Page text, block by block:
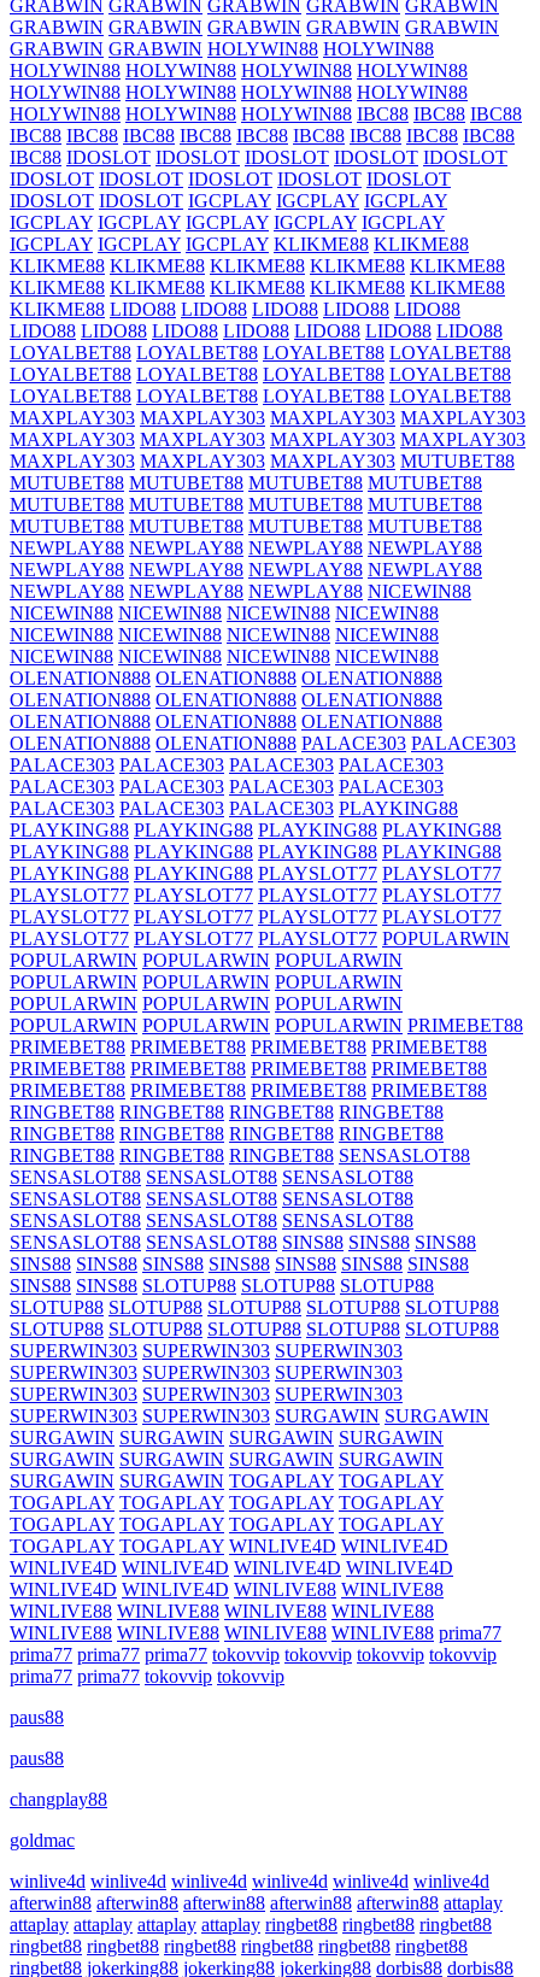
GRABWIN GRABWIN GRABWIN GRABWIN GRABWIN
GRABWIN GRABWIN GRABWIN GRABWIN GRABWIN
GRABWIN GRABWIN HOLYWIN88 HOLYWIN88
HOLYWIN88 HOLYWIN88 HOLYWIN88 HOLYWIN88
HOLYWIN88 HOLYWIN88 HOLYWIN88 HOLYWIN88
HOLYWIN88 HOLYWIN88 HOLYWIN88 IBC88 IBC88 IBC88
IBC88 IBC88 IBC88 IBC88 IBC88 IBC88 IBC88 IBC88 IBC88
IBC88 IDOSLOT IDOSLOT IDOSLOT IDOSLOT IDOSLOT
IDOSLOT IDOSLOT IDOSLOT IDOSLOT IDOSLOT
IDOSLOT IDOSLOT IGCPLAY IGCPLAY IGCPLAY
IGCPLAY IGCPLAY IGCPLAY IGCPLAY IGCPLAY
IGCPLAY IGCPLAY IGCPLAY KLIKME88 KLIKME88
KLIKME88 KLIKME88 KLIKME88 KLIKME88 KLIKME88
KLIKME88 KLIKME88 KLIKME88 KLIKME88 KLIKME88
KLIKME88 LIDO88 LIDO88 LIDO88 LIDO88 LIDO88
LIDO88 LIDO88 LIDO88 LIDO88 LIDO88 LIDO88 LIDO88
LOYALBET88 LOYALBET88 LOYALBET88 LOYALBET88
LOYALBET88 LOYALBET88 LOYALBET88 LOYALBET88
LOYALBET88 LOYALBET88 LOYALBET88 LOYALBET88
MAXPLAY303 MAXPLAY303 MAXPLAY303 MAXPLAY303
MAXPLAY303 MAXPLAY303 MAXPLAY303 MAXPLAY303
MAXPLAY303 MAXPLAY303 MAXPLAY303 MUTUBET88
MUTUBET88 MUTUBET88 MUTUBET88 MUTUBET88
MUTUBET88 MUTUBET88 MUTUBET88 MUTUBET88
MUTUBET88 MUTUBET88 MUTUBET88 MUTUBET88
NEWPLAY88 NEWPLAY88 NEWPLAY88 NEWPLAY88
NEWPLAY88 NEWPLAY88 NEWPLAY88 NEWPLAY88
NEWPLAY88 NEWPLAY88 NEWPLAY88 NICEWIN88
NICEWIN88 NICEWIN88 NICEWIN88 NICEWIN88
NICEWIN88 NICEWIN88 NICEWIN88 NICEWIN88
NICEWIN88 NICEWIN88 NICEWIN88 NICEWIN88
OLENATION888 OLENATION888 OLENATION888
OLENATION888 OLENATION888 OLENATION888
OLENATION888 OLENATION888 OLENATION888
OLENATION888 OLENATION888 PALACE303 PALACE303
PALACE303 PALACE303 PALACE303 PALACE303
PALACE303 PALACE303 PALACE303 PALACE303
PALACE303 PALACE303 PALACE303 PLAYKING88
PLAYKING88 PLAYKING88 PLAYKING88 PLAYKING88
PLAYKING88 PLAYKING88 PLAYKING88 PLAYKING88
PLAYKING88 PLAYKING88 PLAYSLOT77 PLAYSLOT77
PLAYSLOT77 PLAYSLOT77 PLAYSLOT77 PLAYSLOT77
PLAYSLOT77 PLAYSLOT77 PLAYSLOT77 PLAYSLOT77
PLAYSLOT77 PLAYSLOT77 PLAYSLOT77 POPULARWIN
POPULARWIN POPULARWIN POPULARWIN
POPULARWIN POPULARWIN POPULARWIN
POPULARWIN POPULARWIN POPULARWIN
POPULARWIN POPULARWIN POPULARWIN PRIMEBET88
PRIMEBET88 PRIMEBET88 PRIMEBET88 PRIMEBET88
PRIMEBET88 PRIMEBET88 PRIMEBET88 PRIMEBET88
PRIMEBET88 PRIMEBET88 PRIMEBET88 PRIMEBET88
RINGBET88 RINGBET88 RINGBET88 RINGBET88
RINGBET88 RINGBET88 RINGBET88 RINGBET88
RINGBET88 RINGBET88 RINGBET88 SENSASLOT88
SENSASLOT88 SENSASLOT88 SENSASLOT88
SENSASLOT88 SENSASLOT88 SENSASLOT88
SENSASLOT88 SENSASLOT88 SENSASLOT88
SENSASLOT88 SENSASLOT88 SINS88 SINS88 SINS88
SINS88 SINS88 SINS88 SINS88 SINS88 SINS88 SINS88
SINS88 SINS88 SLOTUP88 SLOTUP88 SLOTUP88
SLOTUP88 SLOTUP88 SLOTUP88 SLOTUP88 SLOTUP88
SLOTUP88 SLOTUP88 SLOTUP88 SLOTUP88 SLOTUP88
SUPERWIN303 SUPERWIN303 SUPERWIN303
SUPERWIN303 SUPERWIN303 SUPERWIN303
SUPERWIN303 SUPERWIN303 SUPERWIN303
SUPERWIN303 SUPERWIN303 SURGAWIN SURGAWIN
SURGAWIN SURGAWIN SURGAWIN SURGAWIN
SURGAWIN SURGAWIN SURGAWIN SURGAWIN
SURGAWIN SURGAWIN TOGAPLAY TOGAPLAY
TOGAPLAY TOGAPLAY TOGAPLAY TOGAPLAY
TOGAPLAY TOGAPLAY TOGAPLAY TOGAPLAY
TOGAPLAY TOGAPLAY WINLIVE4D WINLIVE4D
WINLIVE4D WINLIVE4D WINLIVE4D WINLIVE4D
WINLIVE4D WINLIVE4D WINLIVE88 WINLIVE88
WINLIVE88 WINLIVE88 WINLIVE88 WINLIVE88
WINLIVE88 WINLIVE88 WINLIVE88 WINLIVE88 prima77
prima77 prima77 prima77 tokovvip tokovvip tokovvip tokovvip
prima77 prima77 tokovvip tokovvip
paus88
paus88
changplay88
goldmac
winlive4d winlive4d winlive4d winlive4d winlive4d winlive4d
afterwin88 afterwin88 afterwin88 afterwin88 afterwin88 attaplay
attaplay attaplay attaplay attaplay ringbet88 ringbet88 ringbet88
ringbet88 ringbet88 ringbet88 ringbet88 ringbet88 ringbet88
ringbet88 jokerking88 jokerking88 jokerking88 dorbis88 dorbis88